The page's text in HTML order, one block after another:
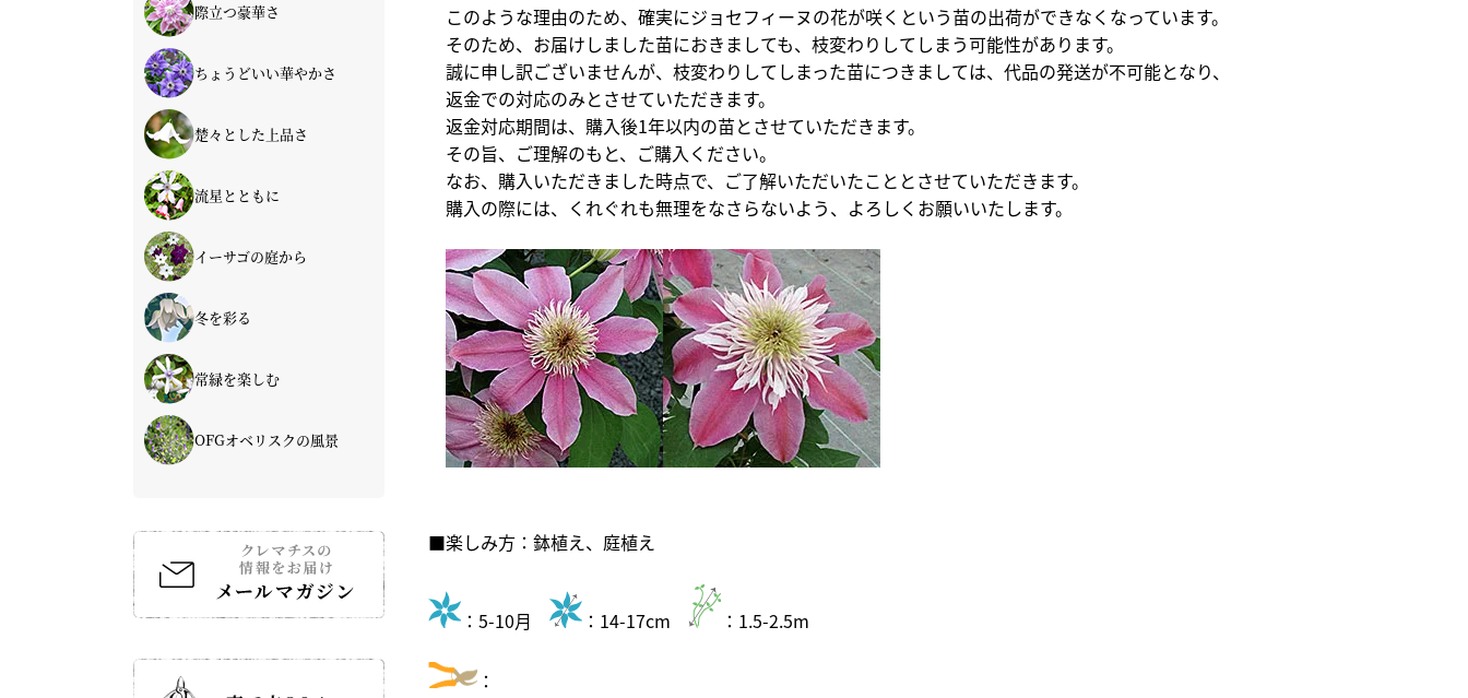
際立つ豪華さ
ちょうどいい華やかさ
楚々とした上品さ
流星とともに
イーサゴの庭から
冬を彩る
常緑を楽しむ
OFGオベリスクの風景
このような理由のため、確実にジョセフィーヌの花が咲くという苗の出荷ができなくなっています。
そのため、お届けしました苗におきましても、枝変わりしてしまう可能性があります。
誠に申し訳ございませんが、枝変わりしてしまった苗につきましては、代品の発送が不可能となり、
返金での対応のみとさせていただきます。
返金対応期間は、購入後1年以内の苗とさせていただきます。
その旨、ご理解のもと、ご購入ください。
なお、購入いただきました時点で、ご了解いただいたこととさせていただきます。
購入の際には、くれぐれも無理をなさらないよう、よろしくお願いいたします。
■楽しみ方：鉢植え、庭植え
：5-10月 ：14-17cm ：1.5-2.5m
：